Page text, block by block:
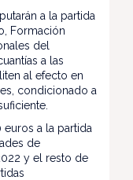
a la partida
Formación
del
a las
al efecto en
condicionado a
euros a la partida
de
y el resto de